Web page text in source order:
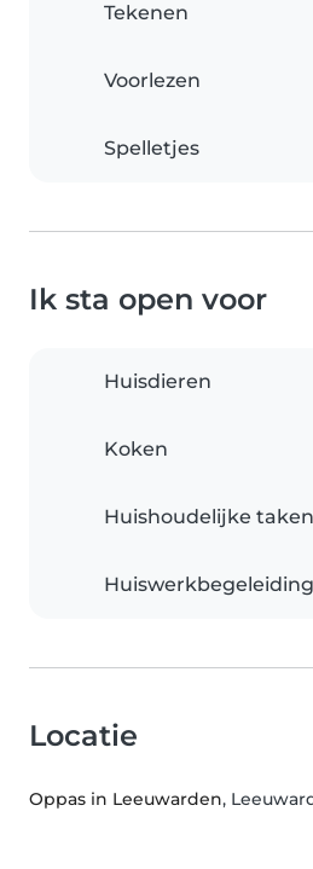
Tekenen
Voorlezen
Spelletjes
Ik sta open voor
Huisdieren
Koken
Huishoudelijke taken
Huiswerkbegeleiding
Locatie
Oppas in Leeuwarden,